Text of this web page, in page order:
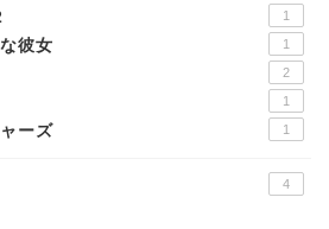
1
彼女 1
2
1
ーズ 1
4